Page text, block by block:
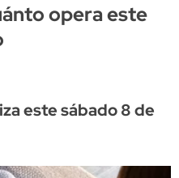
opera este
este sábado 8 de